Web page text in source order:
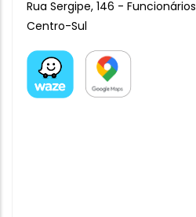
Rua Sergipe, 146 - Funcionários
Centro-Sul